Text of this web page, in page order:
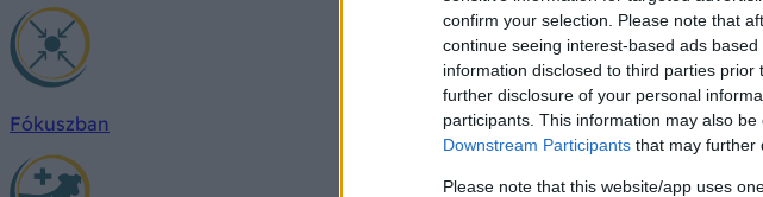
confirm your selection. Please note that
continue seeing interest-based ads
information disclosed to third parties
further disclosure of your personal
participants. This information may also
Downstream Participants that may further
Please note that this website/app uses
Fókuszban